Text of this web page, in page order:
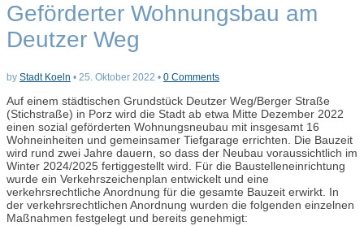
Geförderter Wohnungsbau am
Deutzer Weg
by Stadt Koeln • 25. Oktober 2022 • 0 Comments
Auf einem städtischen Grundstück Deutzer Weg/Berger Straße
(Stichstraße) in Porz wird die Stadt ab etwa Mitte Dezember 2022
einen sozial geförderten Wohnungsneubau mit insgesamt 16
Wohneinheiten und gemeinsamer Tiefgarage errichten. Die Bauzeit
wird rund zwei Jahre dauern, so dass der Neubau voraussichtlich im
Winter 2024/2025 fertiggestellt wird. Für die Baustelleneinrichtung
wurde ein Verkehrszeichenplan entwickelt und eine
verkehrsrechtliche Anordnung für die gesamte Bauzeit erwirkt. In
der verkehrsrechtlichen Anordnung wurden die folgenden einzelnen
Maßnahmen festgelegt und bereits genehmigt: